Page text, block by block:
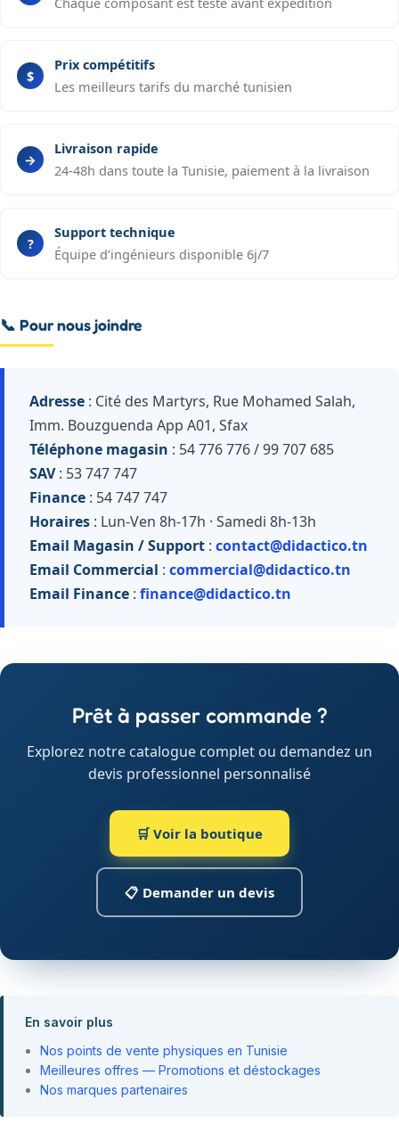
Prix compétitifs
Les meilleurs tarifs du marché tunisien
Livraison rapide
24-48h dans toute la Tunisie, paiement à la livraison
Support technique
Équipe d’ingénieurs disponible 6j/7
📞 Pour nous joindre
Adresse : Cité des Martyrs, Rue Mohamed Salah,
Imm. Bouzguenda App A01, Sfax
Téléphone magasin : 54 776 776 / 99 707 685
SAV: 53 747 747
Finance : 54 747 747
Horaires : Lun-Ven 8h-17h · Samedi 8h-13h
Email Magasin / Support : contact@didactico.tn
Email Commercial : commercial@didactico.tn
Email Finance : finance@didactico.tn
Prêt à passer commande ?
Explorez notre catalogue complet ou demandez un
devis professionnel personnalisé
🛒 Voir la boutique
📋 Demander un devis
En savoir plus
Nos points de vente physiques en Tunisie
Meilleures offres — Promotions et déstockages
Nos marques partenaires